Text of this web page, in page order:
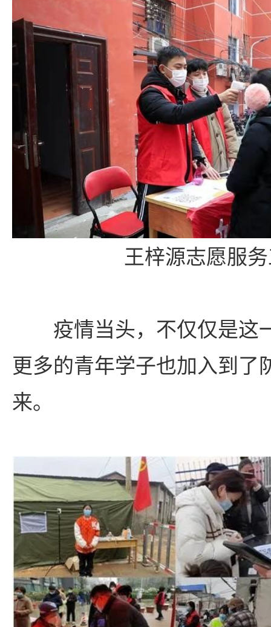
王梓源志愿服
疫情当头，不仅仅是这
更多的青年学子也加入到了
来。